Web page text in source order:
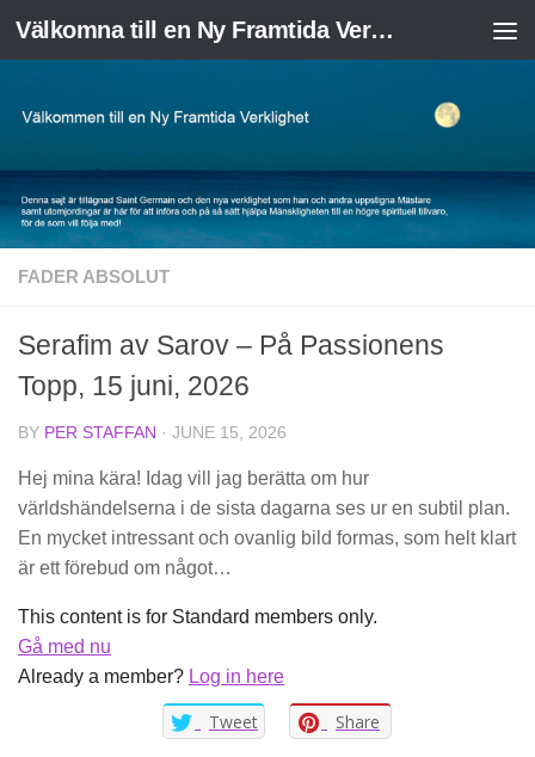
Skip to content Välkomna till en Ny Framtida Verklighet
FADER ABSOLUT
Serafim av Sarov – På Passionens
Topp, 15 juni, 2026
BY PER STAFFAN · JUNE 15, 2026
Hej mina kära! Idag vill jag berätta om hur
världshändelserna i de sista dagarna ses ur en subtil plan.
En mycket intressant och ovanlig bild formas, som helt klart
är ett förebud om något…
This content is for Standard members only.
Gå med nu
Already a member? Log in here
Tweet Share